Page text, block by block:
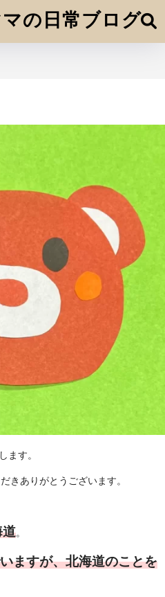
の日常ブログ
ます。
きありがとうございます。
道。
ますが、北海道のことを